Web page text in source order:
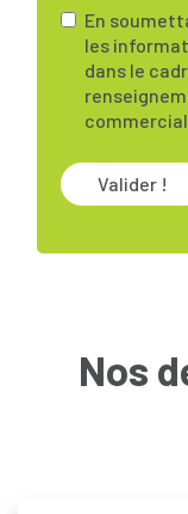
En
les
dans le
Valider !
Nos